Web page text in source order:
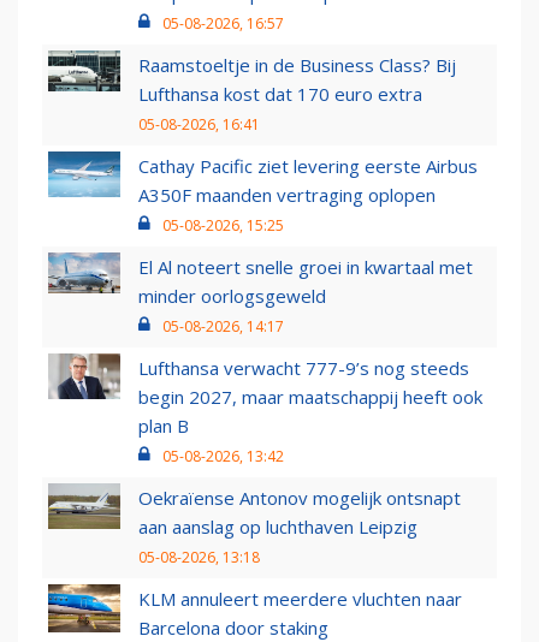
05-08-2026, 16:57
Raamstoeltje in de Business Class? Bij
Lufthansa kost dat 170 euro extra
05-08-2026, 16:41
Cathay Pacific ziet levering eerste Airbus
A350F maanden vertraging oplopen
05-08-2026, 15:25
El Al noteert snelle groei in kwartaal met
minder oorlogsgeweld
05-08-2026, 14:17
Lufthansa verwacht 777-9’s nog steeds
begin 2027, maar maatschappij heeft ook
plan B
05-08-2026, 13:42
Oekraïense Antonov mogelijk ontsnapt
aan aanslag op luchthaven Leipzig
05-08-2026, 13:18
KLM annuleert meerdere vluchten naar
Barcelona door staking